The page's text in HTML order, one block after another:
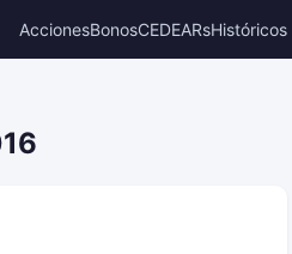
AccionesBonosCEDEARsHistóricos